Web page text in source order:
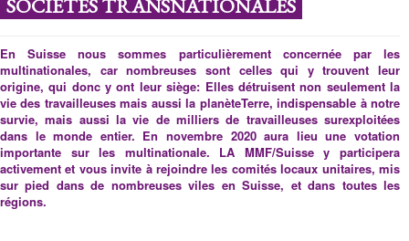
SOCIÉTÉS TRANSNATIONALES
En Suisse nous sommes particulièrement concernée par les
multinationales, car nombreuses sont celles qui y trouvent leur
origine, qui donc y ont leur siège: Elles détruisent non seulement la
vie des travailleuses mais aussi la planèteTerre, indispensable à notre
survie, mais aussi la vie de milliers de travailleuses surexploitées
dans le monde entier. En novembre 2020 aura lieu une votation
importante sur les multinationale. LA MMF/Suisse y participera
activement et vous invite à rejoindre les comités locaux unitaires, mis
sur pied dans de nombreuses viles en Suisse, et dans toutes les
régions.